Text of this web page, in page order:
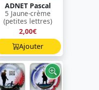
ADNET Pascal
5 Jaune-crème
(petites lettres)
2,00€
Ajouter